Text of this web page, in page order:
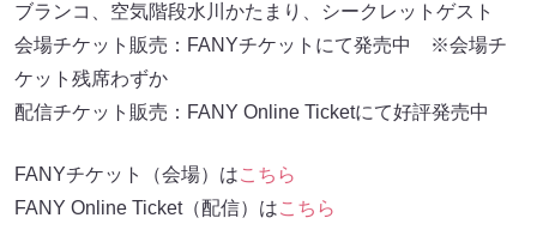
ブランコ、空気階段水川かたまり、シークレットゲスト
会場チケット販売：FANYチケットにて発売中 ※会場チ
ケット残席わずか
配信チケット販売：FANY Online Ticketにて好評発売中
FANYチケット（会場）はこちら
FANY Online Ticket（配信）はこちら